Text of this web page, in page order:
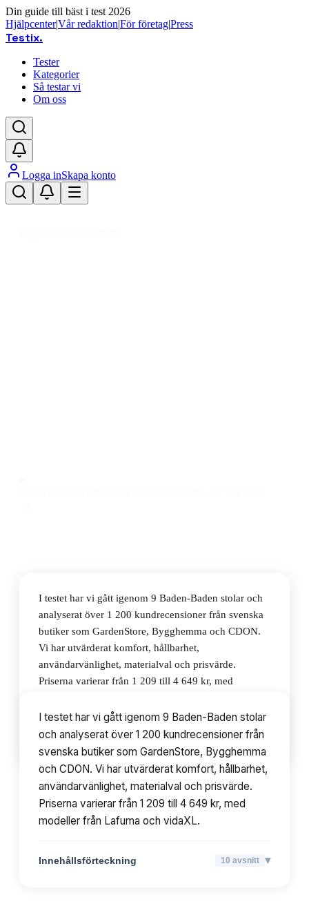
Din guide till bäst i test 2026
Hjälpcenter|Vår redaktion|För företag|Press
Testix.
Tester
Kategorier
Så testar vi
Om oss
Logga inSkapa konto
I testet har vi gått igenom 9 Baden-Baden stolar och
analyserat över 1 200 kundrecensioner från svenska
butiker som GardenStore, Bygghemma och CDON.
Vi har utvärderat komfort, hållbarhet,
användarvänlighet, materialval och prisvärde.
Priserna varierar från 1 209 till 4 649 kr, med
Innehållsförteckning 10avsnitt
I testet har vi gått igenom 9 Baden-Baden stolar
och analyserat över 1 200 kundrecensioner från
svenska butiker som GardenStore, Bygghemma
och CDON. Vi har utvärderat komfort, hållbarhet,
användarvänlighet, materialval och prisvärde.
Priserna varierar från 1 209 till 4 649 kr, med
modeller från Lafuma och vidaXL.
Innehållsförteckning 10 avsnitt ▾